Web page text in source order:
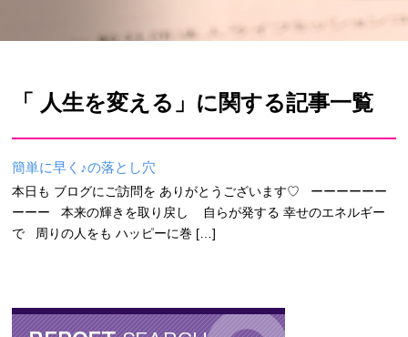
「 人生を変える」に関する記事一覧
簡単に早く♪の落とし穴
本日も ブログにご訪問を ありがとうございます♡ ーーーーーー
ーーー 本来の輝きを取り戻し 自らが発する 幸せのエネルギー
で 周りの人をも ハッピーに巻 […]